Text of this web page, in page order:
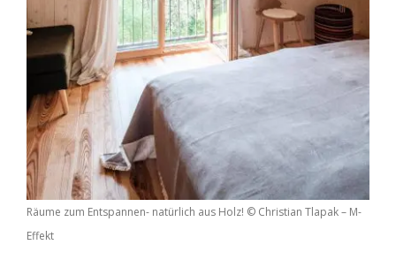
Räume zum Entspannen- natürlich aus Holz! © Christian Tlapak – M-
Effekt